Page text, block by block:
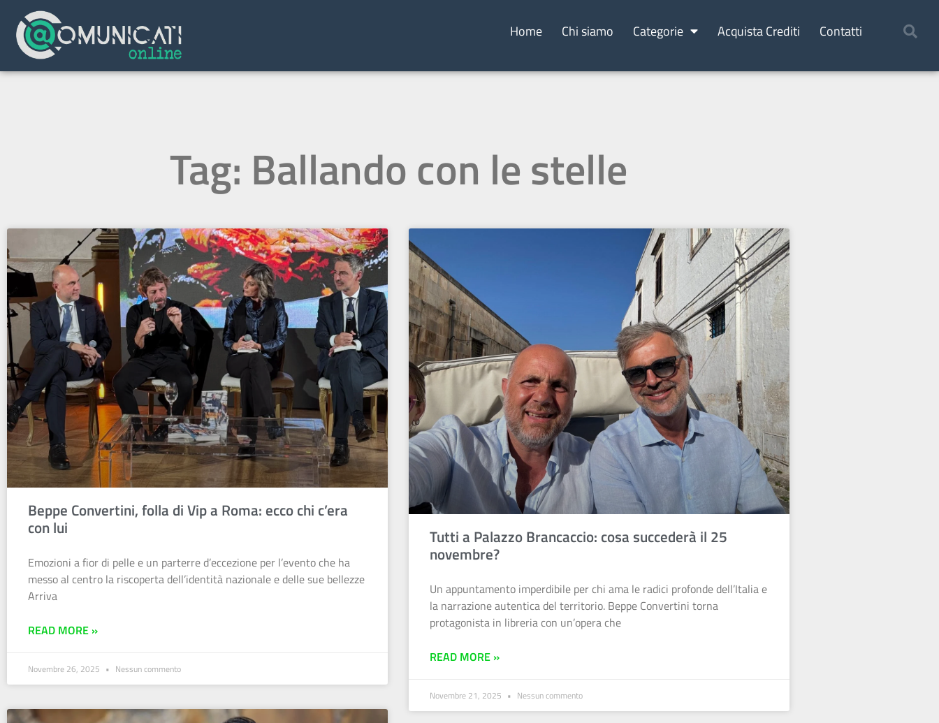
Home Chi siamo Categorie Acquista Crediti Contatti
Tag: Ballando con le stelle
Beppe Convertini, folla di Vip a Roma: ecco chi c’era
con lui
Emozioni a fior di pelle e un parterre d’eccezione per l’evento che ha
messo al centro la riscoperta dell’identità nazionale e delle sue bellezze
Arriva
READ MORE »
Novembre 26, 2025 Nessun commento
Tutti a Palazzo Brancaccio: cosa succederà il 25
novembre?
Un appuntamento imperdibile per chi ama le radici profonde dell’Italia e
la narrazione autentica del territorio. Beppe Convertini torna
protagonista in libreria con un’opera che
READ MORE »
Novembre 21, 2025 Nessun commento